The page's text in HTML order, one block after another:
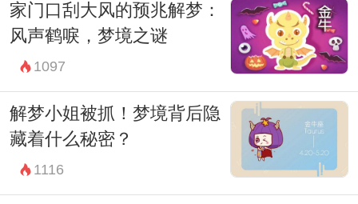
感或是对某种食物特别渴望，那么梦见买大
馍可能只是你潜意识中对食物的渴望和表
达。
总之，梦见买大馍是一个富有象征意义的梦
境，它可能暗示着你对某种欲望或需求的渴
望和追求，也可能反映出你对圆满和完整状
态的追求。但在解梦的过程中，还需要结合
家门口刮大风的预兆解梦：
风声鹤唳，梦境之谜
1097
解梦小姐被抓！梦境背后隐
藏着什么秘密？
1116